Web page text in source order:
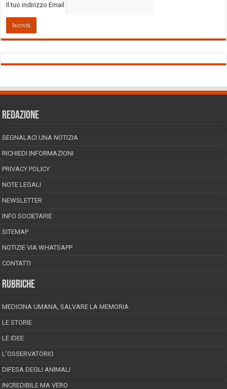
Il tuo indirizzo Email
REDAZIONE
SEGNALACI UNA NOTIZIA
RICHIEDI INFORMAZIONI
PRIVACY POLICY
NOTE LEGALI
NEWSLETTER
INFO SOCIETARIE
SITEMAP
NOTIZIE VIA WHATSAPP
CONTATTI
RUBRICHE
MEDICINA UMANA, SALVARE LA MEMORIA
LE STORIE
LE IDEE
L’OSSERVATORIO
DIFESA DEGLI ANIMALI
INCREDIBILE MA VERO